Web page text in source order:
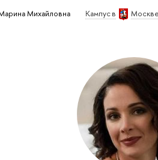
Кампус в Москве
Михайловна